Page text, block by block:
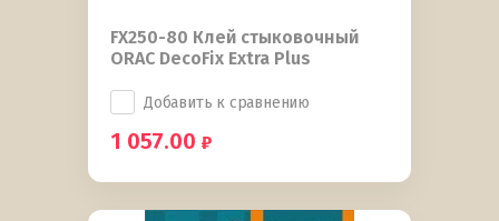
FX250-80 Клей стыковочный
ORAC DecoFix Extra Plus
Добавить к сравнению
1 057.00